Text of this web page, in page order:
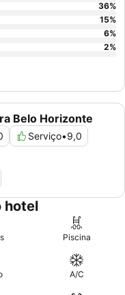
Belo Horizonte
Serviço•9,0
36%
15%
6%
2%
hotel
Piscina
A/C